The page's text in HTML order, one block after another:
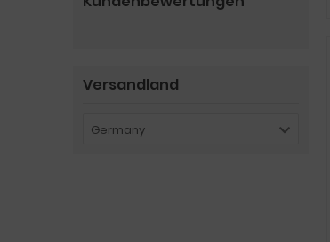
Versandland
Germany